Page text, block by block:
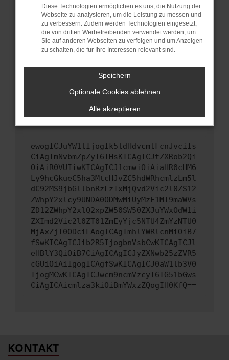
sind.
Veraltete Software birgt nicht nur ein
Sicherheitsrisiko, sondern kann auch dazu
führen, dass bestimmte Funktionen nicht mehr
unterstützt werden.
Wende dich an den Webseitenbetreiber.
Wenn du alle oben genannten Schritte versucht
hast, kontaktiere uns bitte. Wir werden
versuchen, das Problem zu beheben. Du kannst
uns diesen Text schicken, um uns bei der
ewogICJuYW1lIjogIk5ldHdvcmtFcnJvciIs
CiAgImNvbmZpZyI6IHsKICAgICJtZXRob2Qi
OiAiR0VUIiwKICAgICJ1cmwiOiAiaHR0cHM6
Ly9hcGkueC5ha3MtcHJvZC5hdWRhcmlzLm5l
dC92MS9jbGllbnRzLzIxMjQvd2Vic2l0ZS12
ZWhpY2xlcy9UNDA0ODMwMiUyMzE1MT9maWVs
ZD12ZWhpY2xlQ2xpZW50SW50ZXJuYWxOdW1i
ZXImd2Vic2l0ZT01ZmEyYjc5NTU4ZmYzNTU0
MjAxZjI0ODciLAogICAgImhlYWRlcnMiOiB7
fSwKICAgICJib2R5IjogbnVsbCwKICAgICJl
eHBlY3QiOiB7CiAgICAgICJyZXNwb25zZVR5
cGUiOiAiIgogICAgfSwKICAgICJ0aW1lb3V0
IjogMCwKICAgICJwcm9ncmVzcyI6IG51bGws
CiAgICAicmlza3kiOiBmYWxzZQogIH0KfQ==
KONTAKT
Diese Technologien ermöglichen es uns, die Nutzung der
Webseite zu analysieren, um die Leistung zu messen und
zu verbessern. Zudem werden Technologien eingesetzt,
die von dritten Werbetreibenden verwendet werden, um
Sie auf anderen Webseiten zu verfolgen und um Anzeigen
zu schalten, die für Ihre Interessen relevant sind.
Speichern
Optionale Cookies ablehnen
Alle akzeptieren